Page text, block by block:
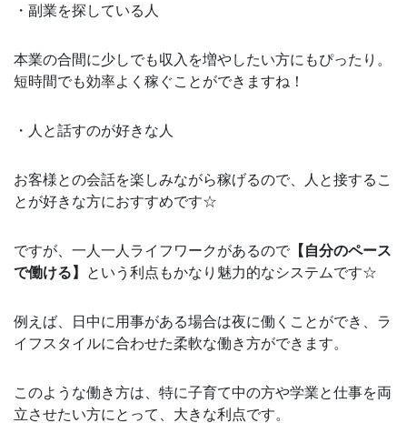
・副業を探している人
本業の合間に少しでも収入を増やしたい方にもぴったり。
短時間でも効率よく稼ぐことができますね！
・人と話すのが好きな人
お客様との会話を楽しみながら稼げるので、人と接するこ
とが好きな方におすすめです☆
ですが、一人一人ライフワークがあるので 【自分のペース
で働ける】
という利点もかなり魅力的なシステムです☆
例えば、日中に用事がある場合は夜に働くことができ、ラ
イフスタイルに合わせた柔軟な働き方ができます。
このような働き方は、特に子育て中の方や学業と仕事を両
立させたい方にとって、大きな利点です。